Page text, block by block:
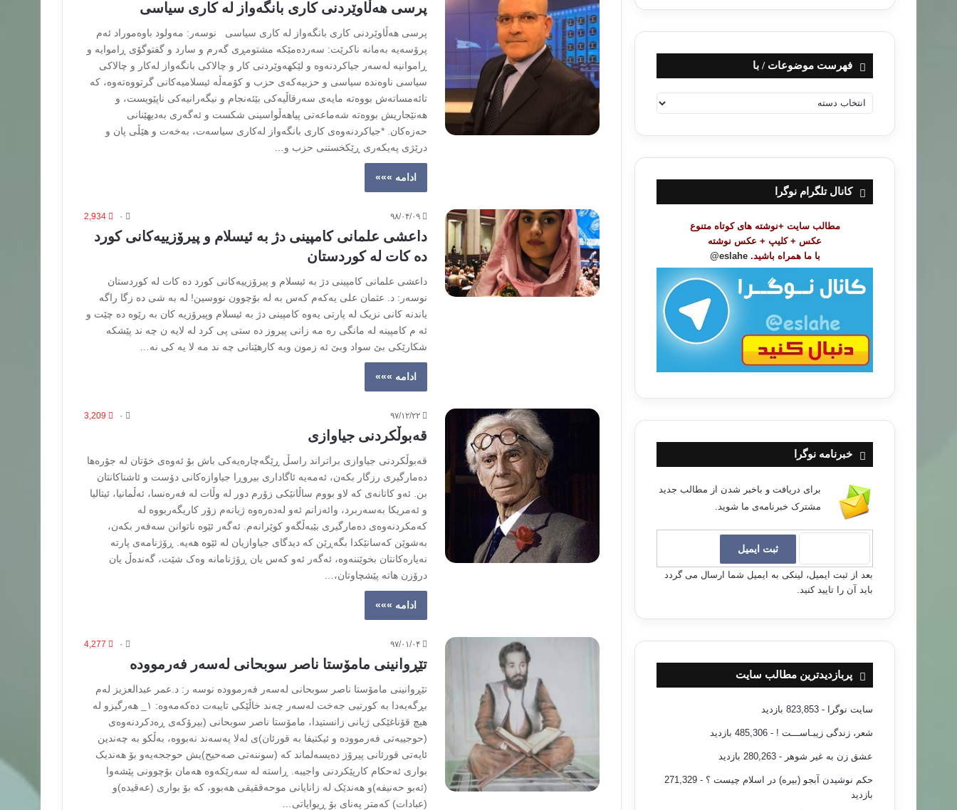
پرسی هەڵاوێردنی کاری بانگەواز لە کاری سیاسی
پرسی هەڵاوێردنی کاری بانگەواز لە کاری سیاسی نوسەر: مه‌ولود باوه‌موراد ئەم
پرۆسەیە بەمانە ناکرێت: سەردەمێکە مشتومڕی گەرم و سارد و گفتوگۆی ڕاموایە و
ڕاموانیە لەسەر جیاکردنەوە و لێکهەوێردنی کار و چالاکی بانگەواز لەکار و چالاکی
سیاسی ناوەندە سیاسی و حزبیەکەی حزب و کۆمەڵە ئیسلامیەکانی گرتووەتەوە، کە
تائەمساتەش بووەتە مایەی سەرقاڵیەکی بێئەنجام و نیگەرانیەکی ناپێویست، و
هەنێجاریش بووەتە شەماعەتی پیاهەڵواسینی شکست و ئەگەری بەدیهێنانی
حەزەکان. *جیاکردنەوەی کاری بانگەواز لەکاری سیاسەت، بەخەت و هێڵی پان و
درێژی پەیکەری ڕێکخستنی حزب و…
ادامه »»»
۹۸/۰۴/۰۹ ۰ 2,934
داعشی علمانی کامپینى دژ به ئیسلام و پیرۆزییه‌کانى کورد
ده کات له کوردستان
داعشی علمانی کامپینى دژ به ئیسلام و پیرۆزییه‌کانى کورد ده کات له کوردستان
نوسەر: د. عثمان علی یەکەم کەس بە لە بۆچوون نووسین! له به شی ده زگا راگه
یاندنه کانى نزیک له پارتى یه‌وه کامپینى دژ به ئیسلام وپیرۆزیه کان به رێوه ده چێت و
ئه م کامپینه له مانگى ره مه زانى پیروز ده ستى پى کرد له لایه ن چه ند پێشکه
شکارێکى بێ سواد وبێ ئه زمون وبه کارهێنانى چه ند مه لا یه کى نه…
ادامه »»»
۹۷/۱۲/۲۲ ۰ 3,209
قەبوڵکردنی جیاوازی
قەبوڵکردنی جیاوازی براتراند راسڵ ڕێگەچارەیەکی باش بۆ ئەوەی خۆتان لە جۆرەها
دەمارگیری رزگار بکەن، ئەمەیە ئاگاداری بیروڕا جیاوازەکانی دۆست و ئاشناکانتان
بن. ئەو کاتانەی کە لاو بووم ساڵانێکی زۆرم دور لە وڵات لە فەرەنسا، ئەڵمانیا، ئیتالیا
و ئەمریکا بەسەربرد، وائەزانم ئەو لەدەرەوە ژیانەم زۆر کاریگەربووە لە
کەمکردنەوەی دەمارگیری بێبەڵگەو کوێرانەم. ئەگەر ئێوە ناتوانن سەفەر بکەن،
بەشوێن کەسانێکدا بگەڕێن کە دیدگای جیاوازیان لە ئێوە هەیە. ڕۆژنامەی پارتە
نەیارەکانتان بخوێننەوە، ئەگەر ئەو کەس یان ڕۆژنامانە وەک شێت، گەندەڵ یان
درۆزن هاتە پێشچاوتان،…
ادامه »»»
۹۷/۰۱/۰۴ ۰ 4,277
تێڕوانینی مامۆستا ناصر سوبحانی لەسەر فەرموودە
تێڕوانینی مامۆستا ناصر سوبحانی لەسەر فەرموودە نوسه ر: د.عمر عبدالعزیز لەم
بڕگەیەدا بە کورتیی جەخت لەسەر چەند خاڵێکی تایبەت دەکەمەوە: ١_ هەرگیزو لە
هیچ قۆناغێکی ژیانی زانستیدا، مامۆستا ناصر سوبحانی (بیرۆکەی ڕەدکردنەوەی
(‌حوجییەتی فه‌رمووده و ئیکتیفا بە قورئان)ی لەلا پەسەند نەبووە، بەڵکو بە چەندین
ئایەتی قورئانی پیرۆز دەیسەلماند کە (سوننەتی صەحیح)یش حوججەیەو بۆ هەندیک
بواری ئەحکام کارپێکردنی واجیبە. ڕاستە لە سەرێکەوە هەمان بۆچوونی پێشەوا
(ئەبو حەنیفە)و هەندێک لە زانایانی موحەققیقی هەبوو، کە بۆ بواری (عەقیدە)و
(عبادات) کەمتر پەنای بۆ ڕیوایاتی…
فهرست موضوعات / با
ه
ت
ض
کانال تلگرام نوگرا
مطالب سایت +نوشته های کوتاه متنوع
عکس + کلیپ + عکس نوشته
با ما همراه باشید. eslahe@
خبرنامه نوگرا
برای دریافت و باخبر شدن از مطالب جدید
مشترک خبرنامه‌ی ما شوید.
بعد از ثبت ایمیل، لینکی به ایمیل شما ارسال می گردد
باید آن را تایید کنید.
پربازدیدترین مطالب سایت
سایت نوگرا - 823,853 بازدید
شعر، زندگی زیبـاســـت ! - 485,306 بازدید
عشق زن به غیر شوهر - 280,263 بازدید
حکم نوشیدن آبجو (بیره) در اسلام چیست ؟
- 271,329
بازدید